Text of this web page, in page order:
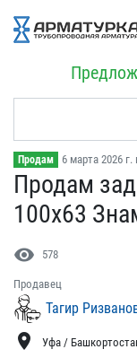
Продам 6 марта 2026 г.
Продам
100х63
visibility 578
Продавец
Тагир
location_on Уфа /